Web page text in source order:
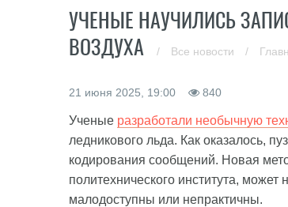
УЧЕНЫЕ НАУЧИЛИСЬ
ВОЗДУХА
/ Все новости /
21 июня 2025, 19:00 840
Ученые разработали необычную
ледникового льда. Как оказалось,
кодирования сообщений. Новая
политехнического института,
малодоступны или непрактичны.